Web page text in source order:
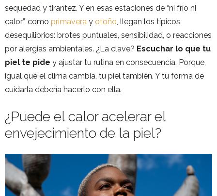
sequedad y tirantez. Y en esas estaciones de “ni frío ni
calor”, como primavera y otoño, llegan los típicos
desequilibrios: brotes puntuales, sensibilidad, o reacciones
por alergias ambientales. ¿La clave? Escuchar lo que tu
piel te pide y ajustar tu rutina en consecuencia. Porque,
igual que el clima cambia, tu piel también. Y tu forma de
cuidarla debería hacerlo con ella.
¿Puede el calor acelerar el
envejecimiento de la piel?